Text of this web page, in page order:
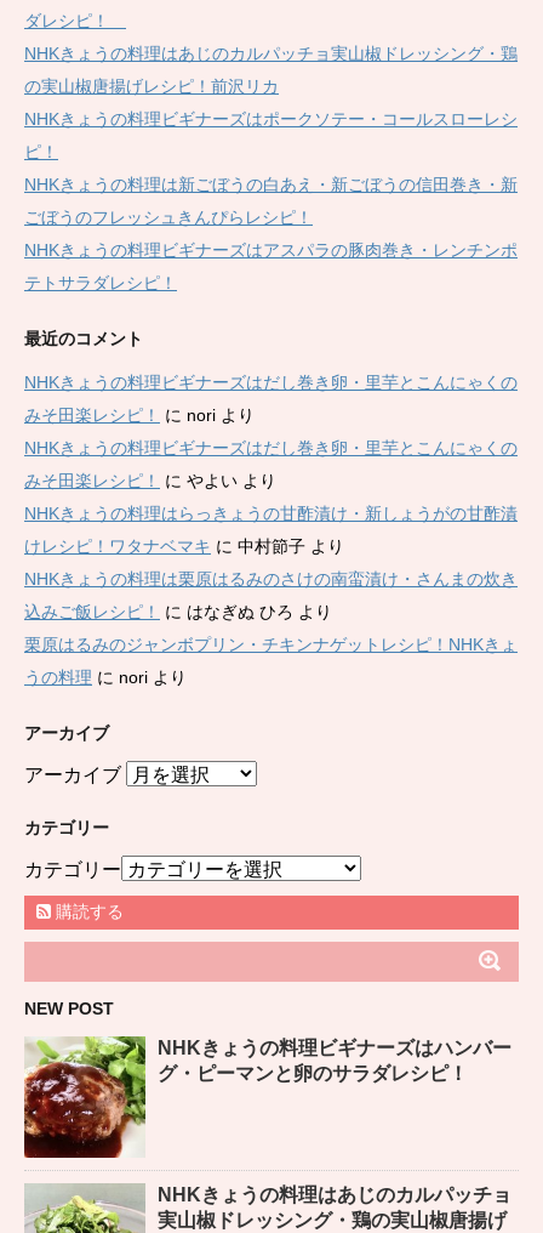
ダレシピ！
NHKきょうの料理はあじのカルパッチョ実山椒ドレッシング・鶏
の実山椒唐揚げレシピ！前沢リカ
NHKきょうの料理ビギナーズはポークソテー・コールスローレシ
ピ！
NHKきょうの料理は新ごぼうの白あえ・新ごぼうの信田巻き・新
ごぼうのフレッシュきんぴらレシピ！
NHKきょうの料理ビギナーズはアスパラの豚肉巻き・レンチンポ
テトサラダレシピ！
最近のコメント
NHKきょうの料理ビギナーズはだし巻き卵・里芋とこんにゃくの
みそ田楽レシピ！
に nori より
NHKきょうの料理ビギナーズはだし巻き卵・里芋とこんにゃくの
みそ田楽レシピ！
に やよい より
NHKきょうの料理はらっきょうの甘酢漬け・新しょうがの甘酢漬
けレシピ！ワタナベマキ に 中村節子 より
NHKきょうの料理は栗原はるみのさけの南蛮漬け・さんまの炊き
込みご飯レシピ！
に はなぎぬ ひろ より
栗原はるみのジャンボプリン・チキンナゲットレシピ！NHKきょ
うの料理 に nori より
アーカイブ
アーカイブ
カテゴリー
カテゴリー
購読する
NEW POST
NHKきょうの料理ビギナーズはハンバー
グ・ピーマンと卵のサラダレシピ！
NHKきょうの料理はあじのカルパッチョ
実山椒ドレッシング・鶏の実山椒唐揚げ